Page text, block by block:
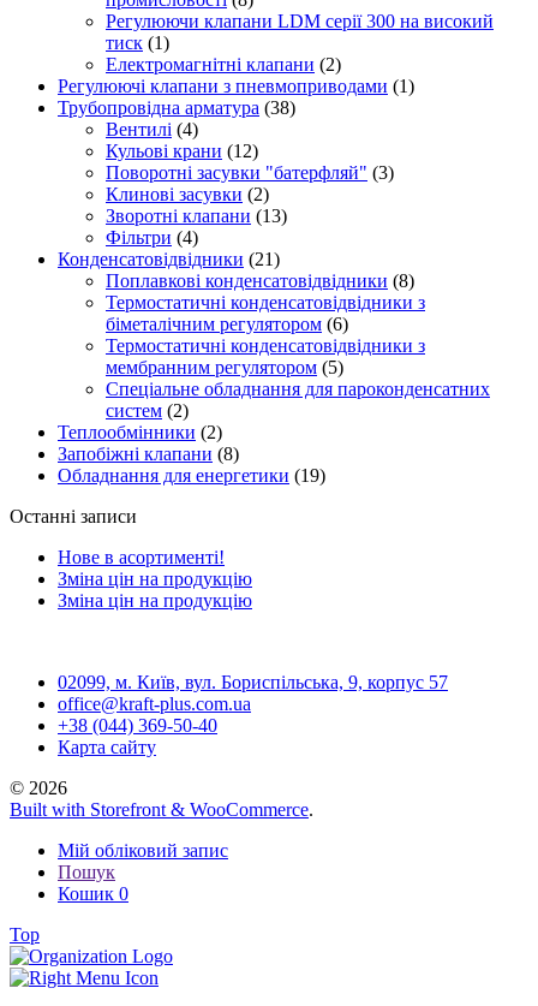
Регулюючи клапани LDM серії 300 на високий
тиск (1)
Електромагнітні клапани (2)
Регулюючі клапани з пневмоприводами (1)
Трубопровідна арматура (38)
Вентилі (4)
Кульові крани (12)
Поворотні засувки "батерфляй" (3)
Клинові засувки (2)
Зворотні клапани (13)
Фільтри (4)
Конденсатовідвідники (21)
Поплавкові конденсатовідвідники (8)
Термостатичні конденсатовідвідники з
біметалічним регулятором (6)
Термостатичні конденсатовідвідники з
мембранним регулятором (5)
Спеціальне обладнання для пароконденсатних
систем (2)
Теплообмінники (2)
Запобіжні клапани (8)
Обладнання для енергетики (19)
Останні записи
Нове в асортименті!
Зміна цін на продукцію
Зміна цін на продукцію
02099, м. Київ, вул. Бориспільська, 9, корпус 57
office@kraft-plus.com.ua
+38 (044) 369-50-40
Карта сайту
© 2026
Built with Storefront & WooCommerce.
Мій обліковий запис
Пошук
Кошик 0
Top